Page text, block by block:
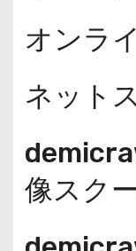
オンラ
ネット
像スク